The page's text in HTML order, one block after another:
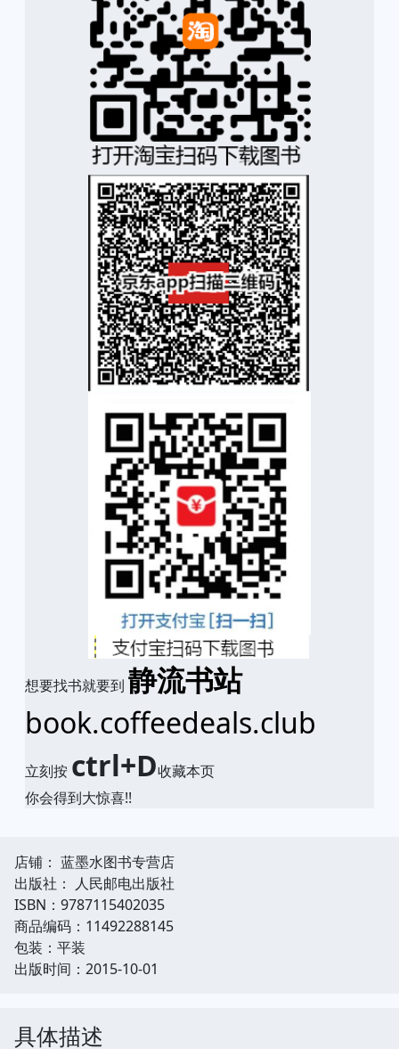
想要找书就要到 静流书站
book.coffeedeals.club
立刻按 ctrl+D收藏本页
你会得到大惊喜!!
店铺： 蓝墨水图书专营店
出版社： 人民邮电出版社
ISBN：9787115402035
商品编码：11492288145
包装：平装
出版时间：2015-10-01
具体描述